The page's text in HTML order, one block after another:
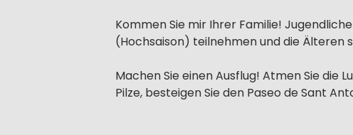
Kommen Sie mir Ihrer Familie!
(Hochsaison) teilnehmen und die Älteren
Machen Sie einen Ausflug! Atmen Sie die
Pilze, besteigen Sie den Paseo de Sant